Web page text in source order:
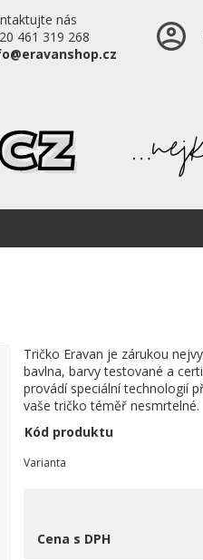
nás
461 319 268
Tričko Eravan je zárukou
bavlna, barvy testované a
provádí speciální technologií
vaše tričko téměř nesmrtelné.
Kód produktu
Varianta
Cena s DPH